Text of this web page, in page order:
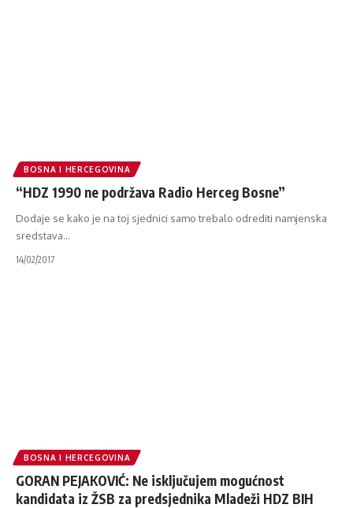
BOSNA I HERCEGOVINA
“HDZ 1990 ne podržava Radio Herceg Bosne”
Dodaje se kako je na toj sjednici samo trebalo odrediti namjenska
sredstava…
14/02/2017
BOSNA I HERCEGOVINA
GORAN PEJAKOVIĆ: Ne isključujem mogućnost
kandidata iz ŽSB za predsjednika Mladeži HDZ BIH